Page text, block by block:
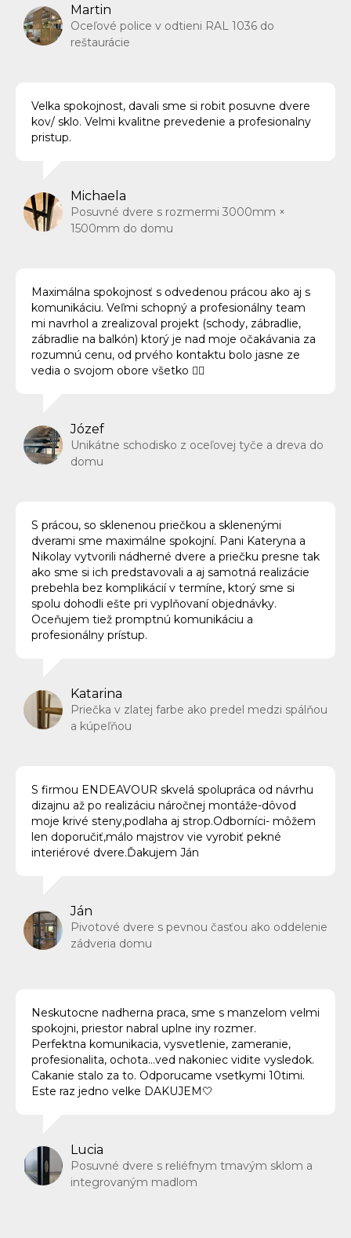
Martin
Oceľové police v odtieni RAL 1036 do
reštaurácie
Velka spokojnost, davali sme si robit posuvne dvere
kov/ sklo. Velmi kvalitne prevedenie a profesionalny
pristup.
Michaela
Posuvné dvere s rozmermi 3000mm ×
1500mm do domu
Maximálna spokojnosť s odvedenou prácou ako aj s
komunikáciu. Veľmi schopný a profesionálny team
mi navrhol a zrealizoval projekt (schody, zábradlie,
zábradlie na balkón) ktorý je nad moje očakávania za
rozumnú cenu, od prvého kontaktu bolo jasne ze
vedia o svojom obore všetko 👍🏻
Józef
Unikátne schodisko z oceľovej tyče a dreva do
domu
S prácou, so sklenenou priečkou a sklenenými
dverami sme maximálne spokojní. Pani Kateryna a
Nikolay vytvorili nádherné dvere a priečku presne tak
ako sme si ich predstavovali a aj samotná realizácie
prebehla bez komplikácií v termíne, ktorý sme si
spolu dohodli ešte pri vyplňovaní objednávky.
Oceňujem tiež promptnú komunikáciu a
profesionálny prístup.
Katarina
Priečka v zlatej farbe ako predel medzi spálňou
a kúpeľňou
S firmou ENDEAVOUR skvelá spolupráca od návrhu
dizajnu až po realizáciu náročnej montáže-dôvod
moje krivé steny,podlaha aj strop.Odborníci- môžem
len doporučiť,málo majstrov vie vyrobiť pekné
interiérové dvere.Ďakujem Ján
Ján
Pivotové dvere s pevnou časťou ako oddelenie
zádveria domu
Neskutocne nadherna praca, sme s manzelom velmi
spokojni, priestor nabral uplne iny rozmer.
Perfektna komunikacia, vysvetlenie, zameranie,
profesionalita, ochota…ved nakoniec vidite vysledok.
Cakanie stalo za to. Odporucame vsetkymi 10timi.
Este raz jedno velke DAKUJEM🤍
Lucia
Posuvné dvere s reliéfnym tmavým sklom a
integrovaným madlom